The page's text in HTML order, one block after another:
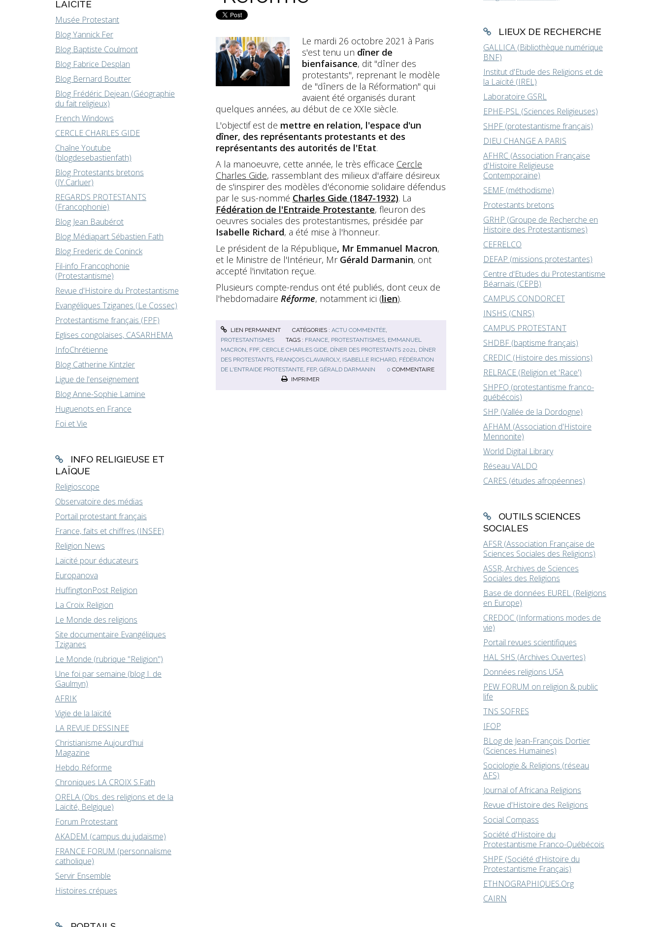
LAÏCITÉ
Musée Protestant
Blog Yannick Fer
Blog Baptiste Coulmont
Blog Fabrice Desplan
Blog Bernard Boutter
Blog Frédéric Dejean (Géographie
du fait religieux)
French Windows
CERCLE CHARLES GIDE
Chaîne Youtube
(blogdesebastienfath)
Blog Protestants bretons
(JY.Carluer)
REGARDS PROTESTANTS
(Francophonie)
Blog Jean Baubérot
Blog Médiapart Sébastien Fath
Blog Frederic de Coninck
Fil-info Francophonie
(Protestantisme)
Revue d'Histoire du Protestantisme
Evangéliques Tziganes (Le Cossec)
Protestantisme français (FPF)
Eglises congolaises, CASARHEMA
InfoChrétienne
Blog Catherine Kintzler
Ligue de l'enseignement
Blog Anne-Sophie Lamine
Huguenots en France
Foi et Vie
INFO RELIGIEUSE ET
LAÏQUE
Religioscope
Observatoire des médias
Portail protestant français
France, faits et chiffres (INSEE)
Religion News
Laïcité pour éducateurs
Europanova
HuffingtonPost Religion
La Croix Religion
Le Monde des religions
Site documentaire Evangéliques
Tziganes
Le Monde (rubrique "Religion")
Une foi par semaine (blog I. de
Gaulmyn)
AFRIK
Vigie de la laïcité
LA REVUE DESSINEE
Christianisme Aujourd'hui
Magazine
Hebdo Réforme
Chroniques LA CROIX S.Fath
ORELA (Obs. des religions et de la
Laïcité, Belgique)
Forum Protestant
AKADEM (campus du judaïsme)
FRANCE FORUM (personnalisme
catholique)
Servir Ensemble
Histoires crépues
Le mardi 26 octobre 2021 à Paris
s'est tenu un dîner de
bienfaisance, dit "dîner des
protestants", reprenant le modèle
de "dîners de la Réformation" qui
avaient été organisés durant
quelques années, au début de ce XXIe siècle.
L'objectif est de mettre en relation, l'espace d'un
dîner, des représentants protestants et des
représentants des autorités de l'Etat.
A la manoeuvre, cette année, le très efficace Cercle
Charles Gide, rassemblant des milieux d'affaire désireux
de s'inspirer des modèles d'économie solidaire défendus
par le sus-nommé Charles Gide (1847-1932). La
Fédération de l'Entraide Protestante, fleuron des
oeuvres sociales des protestantismes, présidée par
Isabelle Richard, a été mise à l'honneur.
Le président de la République, Mr Emmanuel Macron,
et le Ministre de l'Intérieur, Mr Gérald Darmanin, ont
accepté l'invitation reçue.
Plusieurs compte-rendus ont été publiés, dont ceux de
l'hebdomadaire Réforme, notamment ici (lien).
LIEN PERMANENT CATÉGORIES :ACTU COMMENTÉE,
PROTESTANTISMES
TAGS : FRANCE, PROTESTANTISMES, EMMANUEL
MACRON, FPF, CERCLE CHARLES GIDE, DÎNER DES PROTESTANTS 2021, DÎNER
DES PROTESTANTS, FRANÇOIS CLAVAIROLY, ISABELLE RICHARD, FÉDÉRATION
DE L'ENTRAIDE PROTESTANTE, FEP, GÉRALD DARMANIN 0 COMMENTAIRE
IMPRIMER
LIEUX DE RECHERCHE
GALLICA (Bibliothèque numérique
BNF)
Institut d'Etude des Religions et de
la Laïcité (IREL)
Laboratoire GSRL
EPHE-PSL (Sciences Religieuses)
SHPF (protestantisme français)
DIEU CHANGE A PARIS
AFHRC (Association Française
d'Histoire Religieuse
Contemporaine)
SEMF (méthodisme)
Protestants bretons
GRHP (Groupe de Recherche en
Histoire des Protestantismes)
CEFRELCO
DEFAP (missions protestantes)
Centre d'Etudes du Protestantisme
Béarnais (CEPB)
CAMPUS CONDORCET
INSHS (CNRS)
CAMPUS PROTESTANT
SHDBF (baptisme français)
CREDIC (Histoire des missions)
RELRACE (Religion et 'Race')
SHPFQ (protestantisme franco-
québécois)
SHP (Vallée de la Dordogne)
AFHAM (Association d'Histoire
Mennonite)
World Digital Library
Réseau VALDO
CARES (études afropéennes)
OUTILS SCIENCES
SOCIALES
AFSR (Association Française de
Sciences Sociales des Religions)
ASSR, Archives de Sciences
Sociales des Religions
Base de données EUREL (Religions
en Europe)
CREDOC (Informations modes de
vie)
Portail revues scientifiques
HAL SHS (Archives Ouvertes)
Données religions USA
PEW FORUM on religion & public
life
TNS SOFRES
IFOP
BLog de Jean-François Dortier
(Sciences Humaines)
Sociologie & Religions (réseau
AFS)
Journal of Africana Religions
Revue d'Histoire des Religions
Social Compass
Société d'Histoire du
Protestantisme Franco-Québécois
SHPF (Société d'Histoire du
Protestantisme Français)
ETHNOGRAPHIQUES.Org
CAIRN